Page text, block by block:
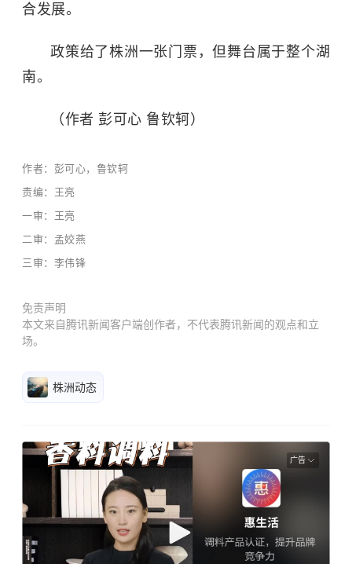
合发展。
政策给了株洲一张门票，但舞台属于整个湖
南。
（作者 彭可心 鲁钦轲）
作者：彭可心，鲁钦轲
责编：王亮
一审：王亮
二审：孟姣燕
三审：李伟锋
免责声明
本文来自腾讯新闻客户端创作者，不代表腾讯新闻的观点和立
场。
株洲动态
广告